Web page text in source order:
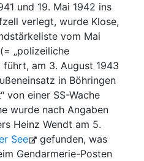
und 19. Mai 1942 ins
verlegt, wurde Klose,
vom Mai
„polizeiliche
führt, am 3. August 1943
in Böhringen
von einer SS-Wache
wurde nach Angaben
Heinz Wendt am 5.
See
gefunden, was
Gendarmerie-Posten